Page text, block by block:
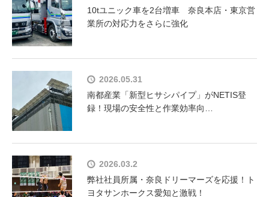
10tユニック車を2台増車 奈良本店・東京営
業所の対応力をさらに強化
2026.05.31
南都産業「新型ヒサシパイプ」がNETIS登
録！現場の安全性と作業効率向…
2026.03.2
弊社社員所属・奈良ドリーマーズを応援！ト
ヨタサンホークス愛知と激戦！